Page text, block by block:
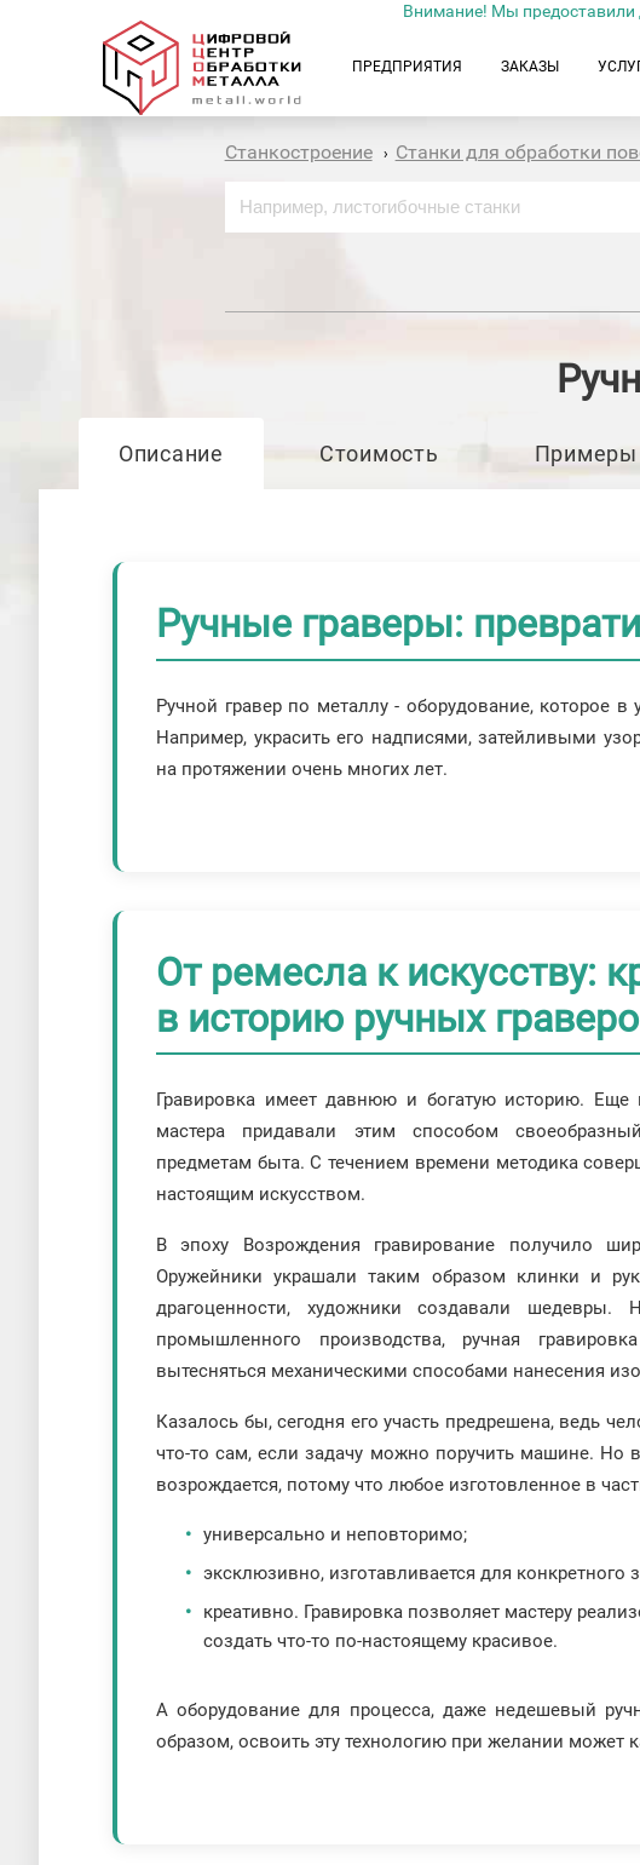
Внимание! Мы предоставили
ПРЕДПРИЯТИЯ ЗАКАЗЫ
Станкостроение› Станки для обработки
Описание Стоимость Примеры
Ручные граверы:
Ручной гравер по металлу - оборудование, которое
Например, украсить его надписями, затейливыми
на протяжении очень многих лет.
От ремесла к искусству:
в историю ручных
Гравировка имеет давнюю и богатую историю.
мастера придавали этим способом
предметам быта. С течением времени методика
настоящим искусством.
В эпоху Возрождения гравирование получило
Оружейники украшали таким образом клинки и
драгоценности, художники создавали
промышленного производства, ручная
вытесняться механическими способами нанесения
Казалось бы, сегодня его участь предрешена, ведь
что-то сам, если задачу можно поручить машине. Но
возрождается, потому что любое изготовленное в
универсально и неповторимо;
эксклюзивно, изготавливается для конкретного
креативно. Гравировка позволяет мастеру
создать что-то по-настоящему красивое.
А оборудование для процесса, даже недешевый
образом, освоить эту технологию при желании может